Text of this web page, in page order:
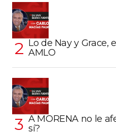
Lo de Nay y Grace,
AMLO
A MORENA no le
sí?